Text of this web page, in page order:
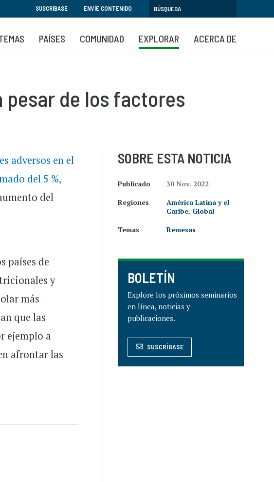
SUSCRÍBASE ENVÍE CONTENIDO
PAÍSES COMUNIDAD EXPLORAR ACERCA DE
pesar de los factores
adversos en el
del 5 %,
del
países de
y
más
que las
ejemplo a
afrontar las
SOBRE ESTA NOTICIA
Publicado
30 Nov. 2022
Regiones
América Latina y el
Caribe, Global
Temas
Remesas
BOLETÍN
Explore los próximos seminarios
en línea, noticias y
publicaciones.
SUSCRÍBASE